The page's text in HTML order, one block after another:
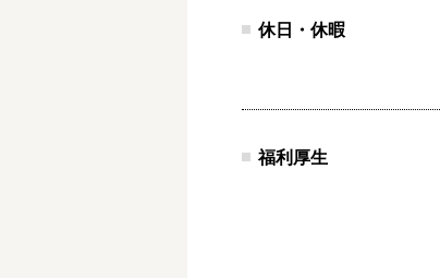
休日・休暇
福利厚生